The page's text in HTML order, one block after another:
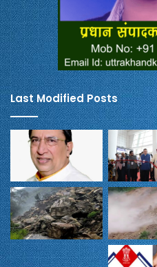
Last Modified Posts